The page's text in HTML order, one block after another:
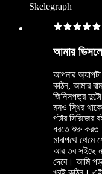
Skelegraph
আমার
আপনার
কঠিন, আমার
জিনিসপত্র
মনও স্থির
পটার
ধরতে শুরু করত
মাঝপথে থেমে
আর তর সইছে
দেবে। আমি